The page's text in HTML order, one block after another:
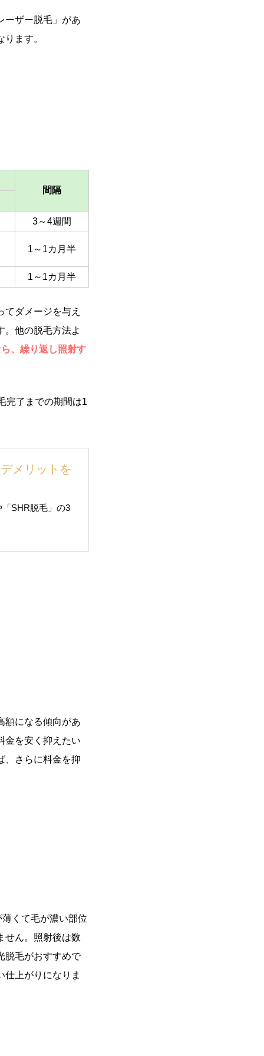
ーザー脱毛」があ
ます。
間隔
3～4週間
1～1カ月半
1～1カ月半
ダメージを与え
。他の脱毛方法よ
、繰り返し照射す
完了までの期間は1
メリットを
SHR脱毛」の3
額になる傾向があ
金を安く抑えたい
、さらに料金を抑
くて毛が濃い部位
せん。照射後は数
脱毛がおすすめで
仕上がりになりま